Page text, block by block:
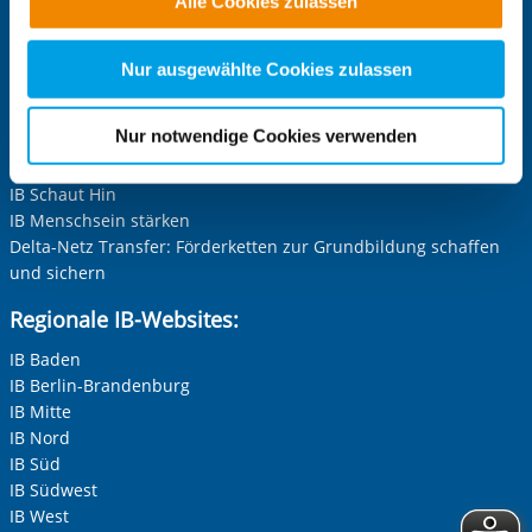
alle Cookie-Kategorien auswählen. Sie können mittels
nachfolgender Buttons über Ihre Einwilligung für diese
Zwecke entscheiden und Ihre erteilte Einwilligung stets
für die Zukunft widerrufen. Bitte beachten Sie: Ihre
Cookies, die erforderlich zur Bereitstellung der von Ihnen
aufgerufenen und somit gewünschten Website-
berechtigter Interessen und daher unabhängig von einer
Einwilligung.
Nur ausgewählte Cookies zulassen
Nur notwendige Cookies verwenden
Stiftung Schwarz-Rot-Bunt
Projekt-Websites:
Inklusion leben und erleben im IB
Der nachhaltige IB
IB Grenzerfahrungen
IB Schaut Hin
IB Menschsein stärken
Delta-Netz Transfer: Förderketten zur Grundbildung schaffen
und sichern
Regionale IB-Websites:
IB Baden
IB Berlin-Brandenburg
IB Mitte
IB Nord
IB Süd
IB Südwest
IB West